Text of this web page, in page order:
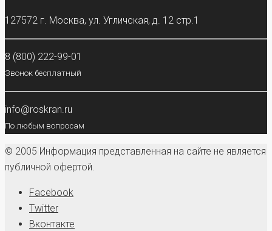
127572 г. Москва, ул. Угличская, д. 12 стр.1
8 (800) 222-99-01
Звонок бесплатный
info@roskran.ru
По любым вопросам
© 2005 Информация представленная на сайте не является
публичной офертой.
Facebook
Twitter
Вконтакте